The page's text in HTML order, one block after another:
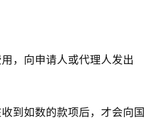
，向申请人或代理人发出
到如数的款项后，才会向国